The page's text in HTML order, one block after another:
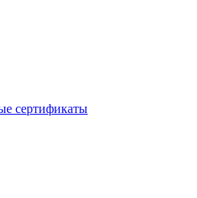
сертификаты